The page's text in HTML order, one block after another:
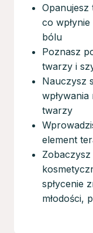
co
bólu
Poznasz
twarzy i
Nauczysz
twarzy
element
spłycenie
młodości,